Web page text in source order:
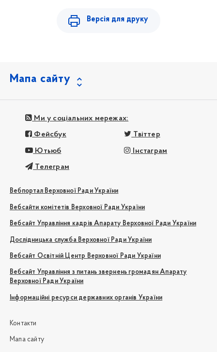
Версія для друку
Мапа сайту
Ми у соціальних мережах:
Фейсбук Твіттер
Ютьюб Інстаграм
Телеграм
Вебпортал Верховної Ради України
Вебсайти комітетів Верховної Ради України
Вебсайт Управління кадрів Апарату Верховної Ради України
Дослідницька служба Верховної Ради України
Вебсайт Освітній Центр Верховної Ради України
Вебсайт Управління з питань звернень громадян Апарату
Верховної Ради України
Інформаційні ресурси державних органів України
Контакти
Мапа сайту